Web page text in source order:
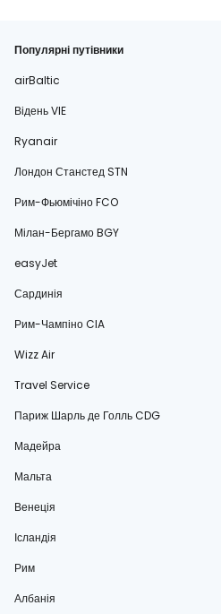
Популярні путівники
airBaltic
Відень VIE
Ryanair
Лондон Станстед STN
Рим-Фьюмічіно FCO
Мілан-Бергамо BGY
easyJet
Сардинія
Рим-Чампіно CIA
Wizz Air
Travel Service
Париж Шарль де Голль CDG
Мадейра
Мальта
Венеція
Ісландія
Рим
Албанія